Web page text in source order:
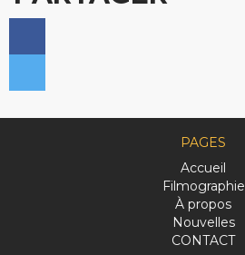
PAGES
Accueil
Filmographie
À propos
Nouvelles
CONTACT